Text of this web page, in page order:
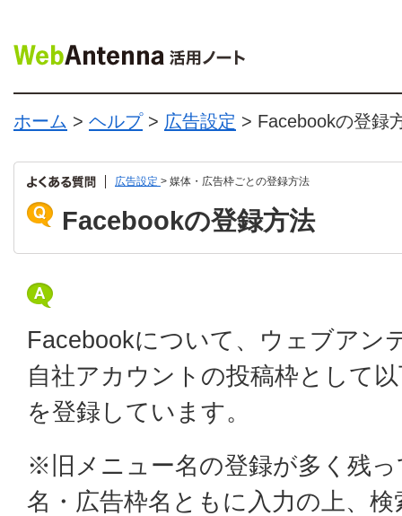
ホーム > ヘルプ> 広告設定 > Facebookの登録
広告設定 > 媒体・広告枠ごとの登録方法
Facebookの登録方法
Facebookについて、ウェブアン
自社アカウントの投稿枠として
を登録しています。
※旧メニュー名の登録が多く残
名・広告枠名ともに入力の上、